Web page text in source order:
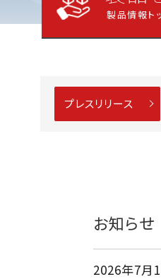
製品情報ト
プレスリリース
の細径で摺動屈曲
お知らせ
2026年7月